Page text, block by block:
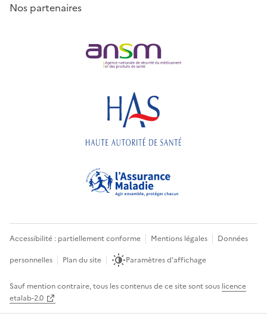
Nos partenaires
Accessibilité : partiellement conforme Mentions légales
Données
personnelles
Plan du site Paramètres d'affichage
Sauf mention contraire, tous les contenus de ce site sont sous licence
etalab-2.0